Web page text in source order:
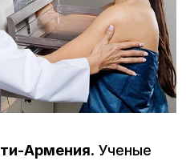
Армения. Ученые